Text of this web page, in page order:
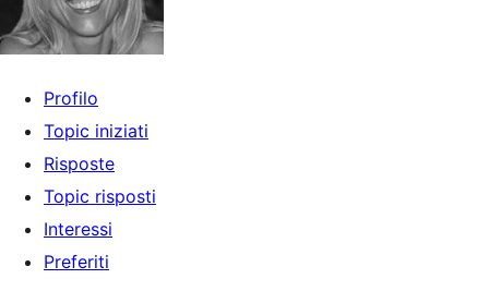
Profilo
Topic iniziati
Risposte
Topic risposti
Interessi
Preferiti